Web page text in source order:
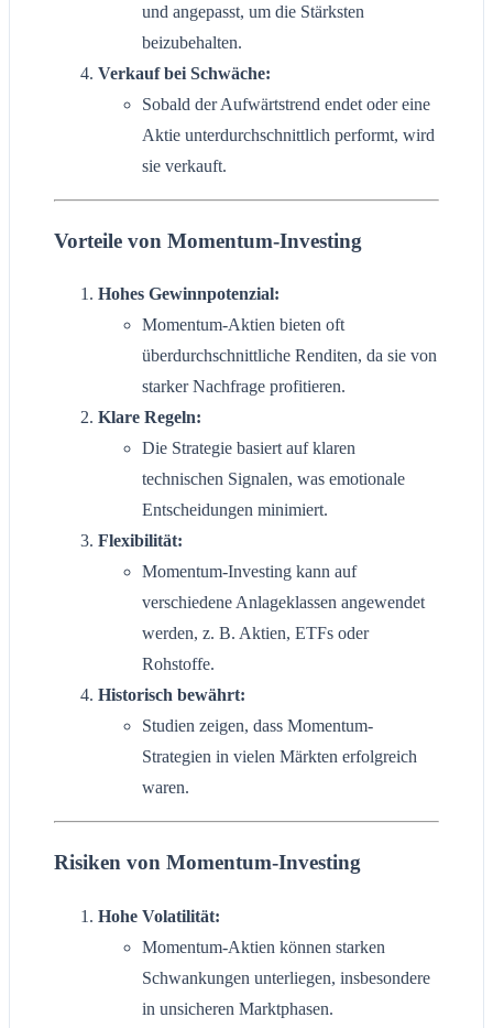
und angepasst, um die Stärksten
beizubehalten.
Verkauf bei Schwäche:
Sobald der Aufwärtstrend endet oder eine
Aktie unterdurchschnittlich performt, wird
sie verkauft.
Vorteile von Momentum-Investing
Hohes Gewinnpotenzial:
Momentum-Aktien bieten oft
überdurchschnittliche Renditen, da sie von
starker Nachfrage profitieren.
Klare Regeln:
Die Strategie basiert auf klaren
technischen Signalen, was emotionale
Entscheidungen minimiert.
Flexibilität:
Momentum-Investing kann auf
verschiedene Anlageklassen angewendet
werden, z. B. Aktien, ETFs oder
Rohstoffe.
Historisch bewährt:
Studien zeigen, dass Momentum-
Strategien in vielen Märkten erfolgreich
waren.
Risiken von Momentum-Investing
Hohe Volatilität:
Momentum-Aktien können starken
Schwankungen unterliegen, insbesondere
in unsicheren Marktphasen.